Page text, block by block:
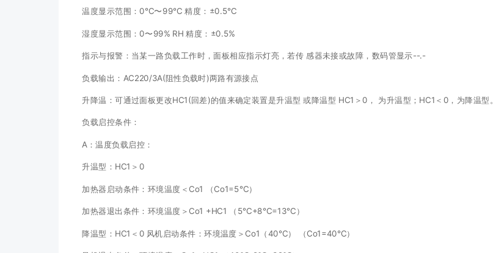
温度显示范围：0℃〜99℃ 精度：±0.5℃
湿度显示范围：0〜99% RH 精度：±0.5%
指示与报警：当某一路负载工作时，面板相应指示灯亮，若传 感器未接或故障，数码管显示--.-
负载输出：AC220/3A(阻性负载时)两路有源接点
升降温：可通过面板更改HC1(回差)的值来确定装置是升温型 或降温型 HC1＞0， 为升温型；HC1＜0，为降温型。
负载启控条件：
A：温度负载启控：
升温型：HC1＞0
加热器启动条件：环境温度＜Co1 （Co1=5℃）
加热器退出条件：环境温度＞Co1 +HC1 （5℃+8℃=13℃）
降温型：HC1＜0 风机启动条件：环境温度＞Co1（40℃） （Co1=40℃）